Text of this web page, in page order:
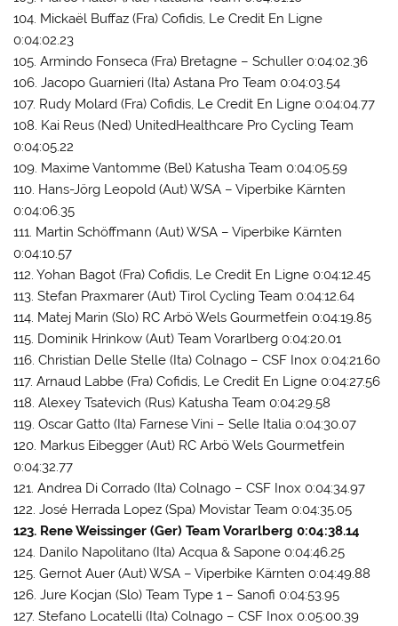
104. Mickaël Buffaz (Fra) Cofidis, Le Credit En Ligne
0:04:02.23
105. Armindo Fonseca (Fra) Bretagne – Schuller 0:04:02.36
106. Jacopo Guarnieri (Ita) Astana Pro Team 0:04:03.54
107. Rudy Molard (Fra) Cofidis, Le Credit En Ligne 0:04:04.77
108. Kai Reus (Ned) UnitedHealthcare Pro Cycling Team
0:04:05.22
109. Maxime Vantomme (Bel) Katusha Team 0:04:05.59
110. Hans-Jörg Leopold (Aut) WSA – Viperbike Kärnten
0:04:06.35
111. Martin Schöffmann (Aut) WSA – Viperbike Kärnten
0:04:10.57
112. Yohan Bagot (Fra) Cofidis, Le Credit En Ligne 0:04:12.45
113. Stefan Praxmarer (Aut) Tirol Cycling Team 0:04:12.64
114. Matej Marin (Slo) RC Arbö Wels Gourmetfein 0:04:19.85
115. Dominik Hrinkow (Aut) Team Vorarlberg 0:04:20.01
116. Christian Delle Stelle (Ita) Colnago – CSF Inox 0:04:21.60
117. Arnaud Labbe (Fra) Cofidis, Le Credit En Ligne 0:04:27.56
118. Alexey Tsatevich (Rus) Katusha Team 0:04:29.58
119. Oscar Gatto (Ita) Farnese Vini – Selle Italia 0:04:30.07
120. Markus Eibegger (Aut) RC Arbö Wels Gourmetfein
0:04:32.77
121. Andrea Di Corrado (Ita) Colnago – CSF Inox 0:04:34.97
122. José Herrada Lopez (Spa) Movistar Team 0:04:35.05
123. Rene Weissinger (Ger) Team Vorarlberg 0:04:38.14
124. Danilo Napolitano (Ita) Acqua & Sapone 0:04:46.25
125. Gernot Auer (Aut) WSA – Viperbike Kärnten 0:04:49.88
126. Jure Kocjan (Slo) Team Type 1 – Sanofi 0:04:53.95
127. Stefano Locatelli (Ita) Colnago – CSF Inox 0:05:00.39